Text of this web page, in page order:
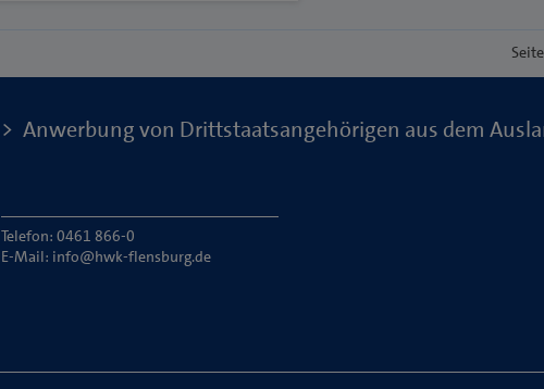
Seite
Anwerbung von Drittstaatsangehörigen aus dem
Telefon: 0461 866-0
E-Mail: info@hwk-flensburg.de